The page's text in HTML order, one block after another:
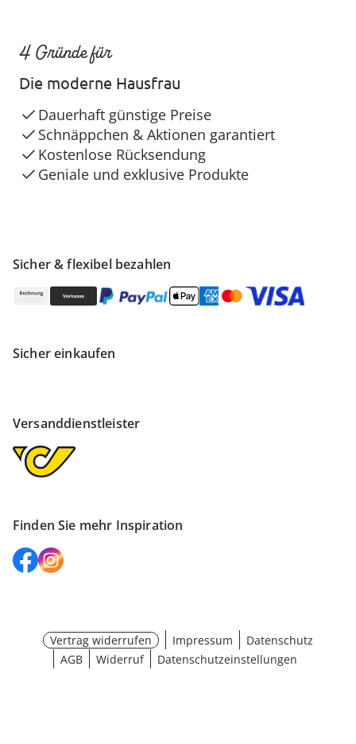
Sicher & flexibel bezahlen
Sicher einkaufen
Versanddienstleister
Finden Sie mehr Inspiration
4 Gründe für
Die moderne Hausfrau
Dauerhaft günstige Preise
Schnäppchen & Aktionen garantiert
Kostenlose Rücksendung
Geniale und exklusive Produkte
Vertrag widerrufen Impressum
Datenschutz
AGB
Widerruf Datenschutzeinstellungen